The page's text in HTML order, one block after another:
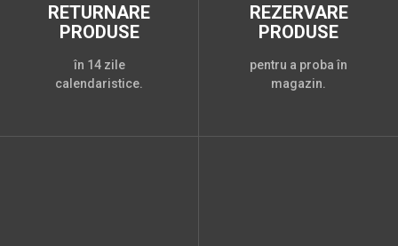
RETURNARE
PRODUSE
în 14 zile
calendaristice.
REZERVARE
PRODUSE
pentru a proba în
magazin.